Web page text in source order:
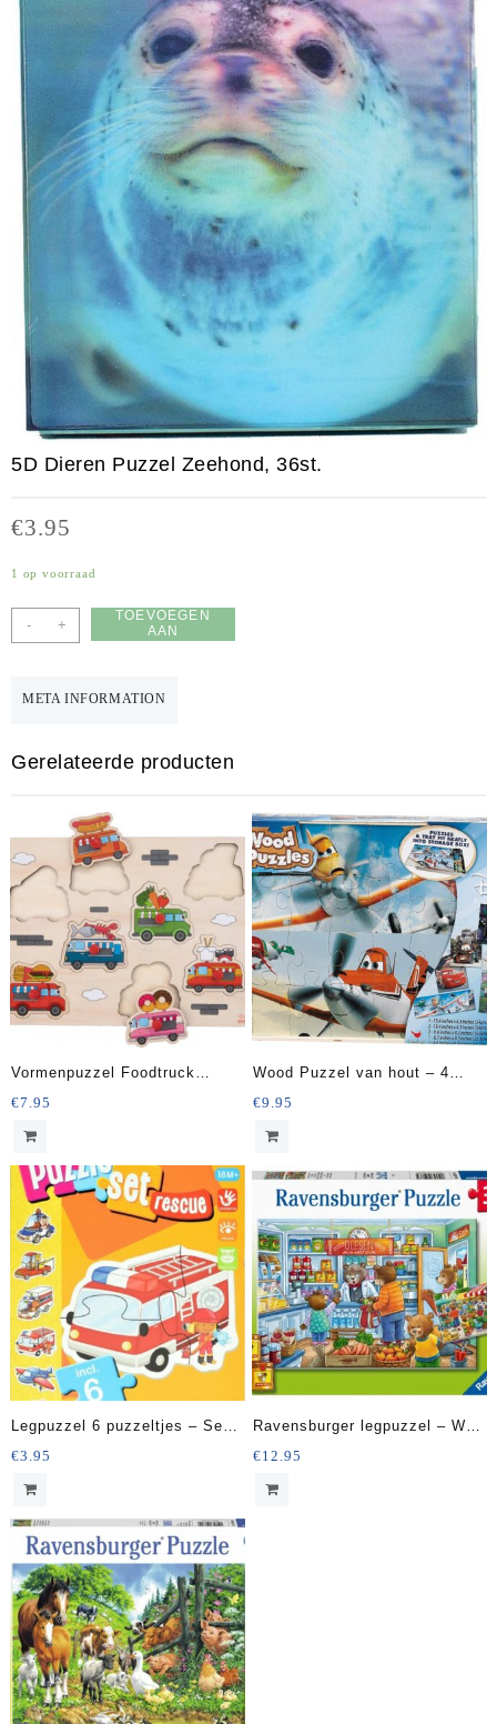
5D Dieren Puzzel Zeehond, 36st.
€3.95
1 op voorraad
- +
TOEVOEGEN
AAN
META INFORMATION
Gerelateerde producten
Vormenpuzzel Foodtruck
Junior 22,5 X 30 Cm Hout 9-
delig
€7.95
Wood Puzzel van hout – 4
puzzels
€9.95
Legpuzzel 6 puzzeltjes – Set
Hulpdiensten Junior Karton 15
stukjes
€3.95
Ravensburger legpuzzel – We
Gaan Boodschappen Doen
(2X12 Stukjes)
€12.95